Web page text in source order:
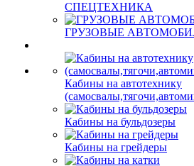
СПЕЦТЕХНИКА
ГРУЗОВЫЕ
Кабины на автотехнику
Кабины на бульдозеры
Кабины на грейдеры